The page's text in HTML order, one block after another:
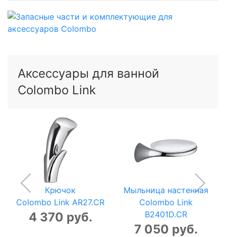
Аксессуары для ванной
Colombo Link
Крючок
Colombo Link AR27.CR
4 370 руб.
Мыльница настенная
Colombo Link
B2401D.CR
7 050 руб.